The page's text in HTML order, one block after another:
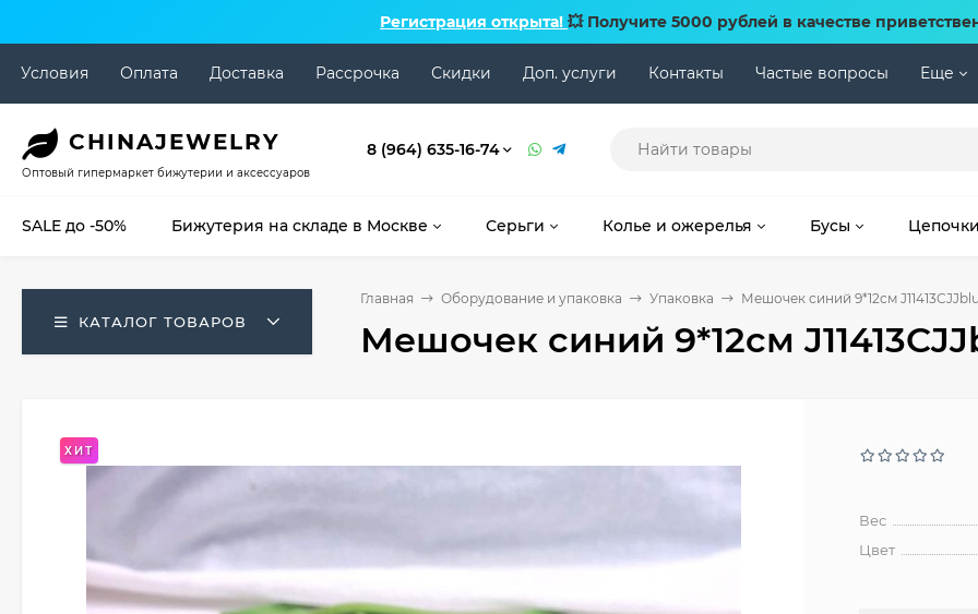
Регистрация открыта! 💥 Получите 5000 рублей в качестве
Условия Оплата Доставка Рассрочка Скидки Доп. услуги Контакты Частые вопросы Еще
CHINAJEWELRY
Оптовый гипермаркет бижутерии и аксессуаров
8 (964) 635-16-74
SALE до -50% Бижутерия на складе в Москве Серьги Колье и ожерелья Бусы Цепочки
КАТАЛОГ ТОВАРОВ
Главная Оборудование и упаковка Упаковка Мешочек синий 9*12см
Мешочек синий 9*12см
ХИТ
Вес
Цвет